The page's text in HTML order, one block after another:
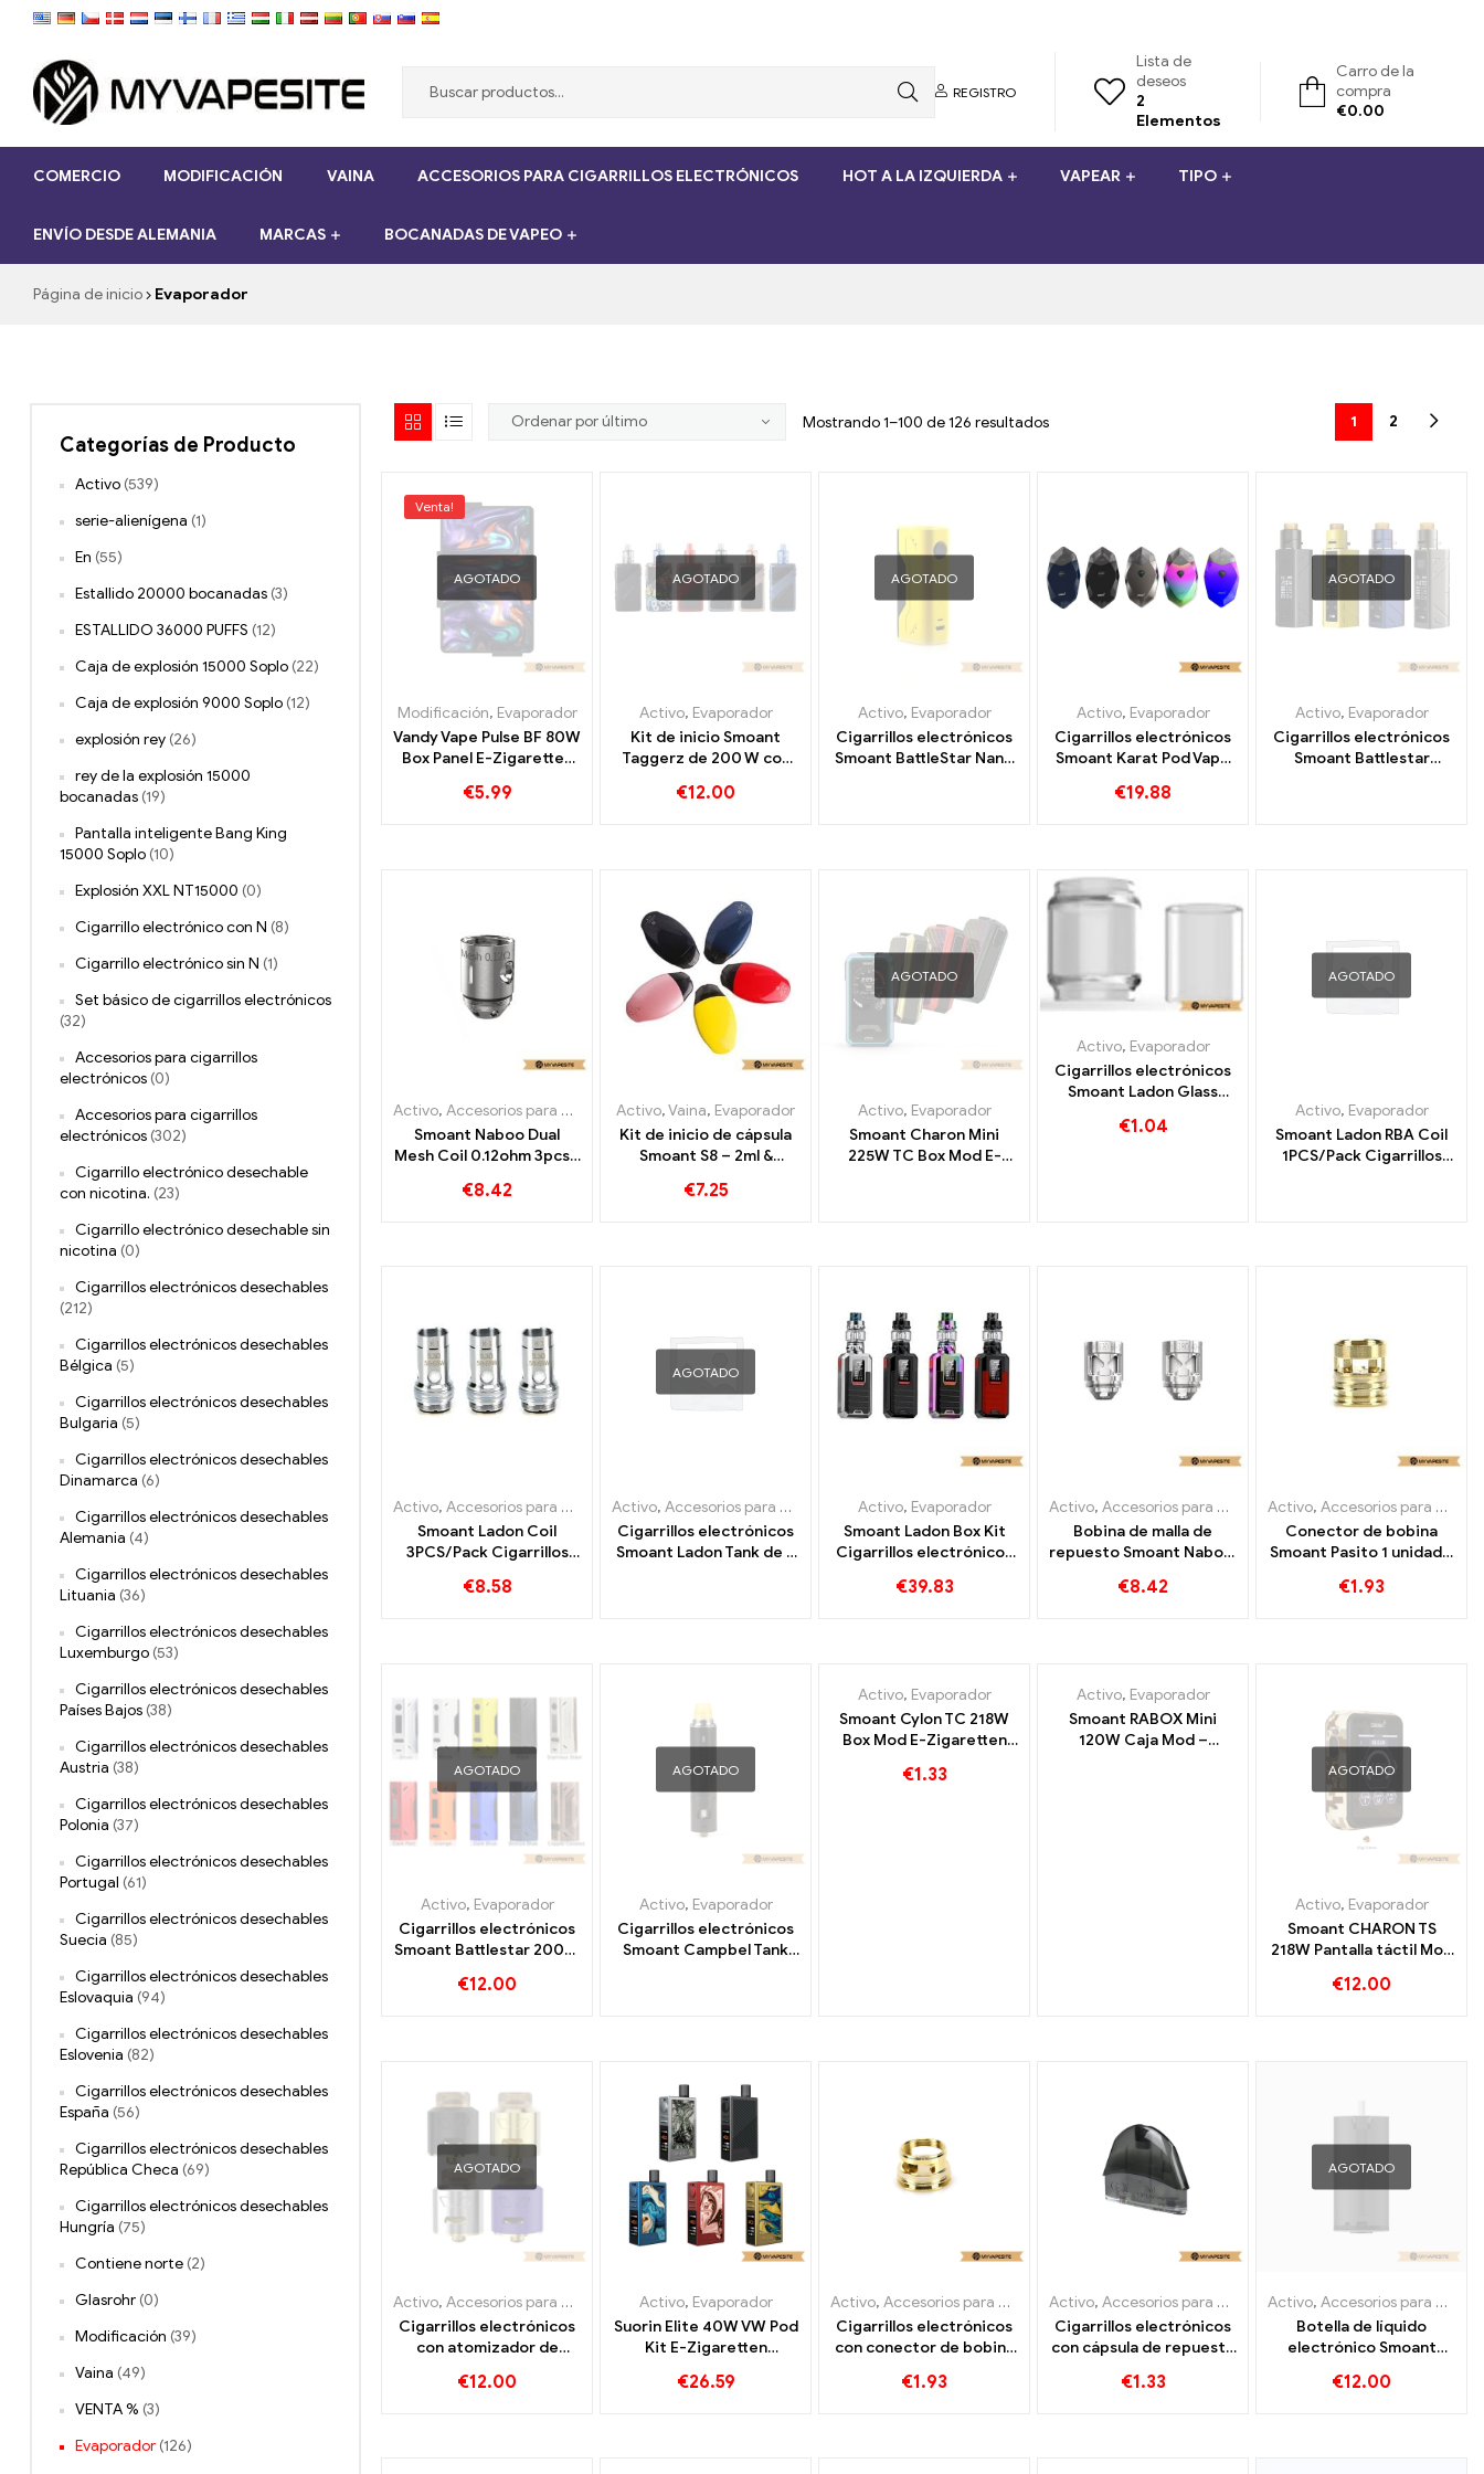
Myvapesite.de
electrónicos
baratos
en
REGISTRO
Lista de
deseos
2
Elementos
Carro de la
compra
€0.00
COMERCIO MODIFICACIÓN VAINA ACCESORIOS PARA CIGARRILLOS ELECTRÓNICOS HOT A LA IZQUIERDA VAPEAR TIPO
ENVÍO DESDE ALEMANIA MARCAS BOCANADAS DE VAPEO
Página de inicio Evaporador
1 2
Mostrando 1–100 de 126 resultados
Venta!
AGOTADO
Modificación, Evaporador
Vandy Vape Pulse BF 80W
Box Panel E-Zigaretten
Personalizado
€5.99
AGOTADO
Activo, Evaporador
Kit de inicio Smoant
Taggerz de 200 W con
con tanque desechable
€12.00
AGOTADO
Activo, Evaporador
Cigarrillos electrónicos
Smoant BattleStar Nano
Activo, Evaporador
Cigarrillos electrónicos
Smoant Karat Pod Vape
personalizados
€19.88
AGOTADO
Activo, Evaporador
Cigarrillos electrónicos
Smoant Battlestar
Activo, Accesorios para cigarrillos electrónicos ,Evaporador
Smoant Naboo Dual
Mesh Coil 0.12ohm 3pcs /
electrónicos al por
€8.42
Activo,Vaina, Evaporador
Kit de inicio de cápsula
Smoant S8 – 2ml &
electrónicos mah al por
€7.25
AGOTADO
Activo, Evaporador
Smoant Charon Mini
225W TC Box Mod E-
Activo, Evaporador
Cigarrillos electrónicos
Smoant Ladon Glass
mayor, personalizados
€1.04
AGOTADO
Activo, Evaporador
Smoant Ladon RBA Coil
1PCS/Pack Cigarrillos
Activo, Accesorios para cigarrillos electrónicos ,Evaporador
Smoant Ladon Coil
3PCS/Pack Cigarrillos
mayor 丨Personalizado
€8.58
AGOTADO
Activo, Accesorios para cigarrillos electrónicos ,Evaporador
Cigarrillos electrónicos
Smoant Ladon Tank de 6
Activo, Evaporador
Smoant Ladon Box Kit
Cigarrillos electrónicos
Personalizado
€39.83
Activo, Accesorios para cigarrillos electrónicos ,Evaporador
Bobina de malla de
repuesto Smoant Naboo,
cigarrillos electrónicos
€8.42
Activo, Accesorios para cigarrillos electrónicos
Conector de bobina
Smoant Pasito 1 unidad /
electrónicos al por
€1.93
AGOTADO
Activo, Evaporador
Cigarrillos electrónicos
Smoant Battlestar 200W
personalizados
€12.00
AGOTADO
Activo, Evaporador
Cigarrillos electrónicos
Smoant Campbel Tank
Activo, Evaporador
Smoant Cylon TC 218W
Box Mod E-Zigaretten
Personalizado
€1.33
Activo, Evaporador
Smoant RABOX Mini
120W Caja Mod –
AGOTADO
Activo, Evaporador
Smoant CHARON TS
218W Pantalla táctil Mod
Personalizado
€12.00
AGOTADO
Activo, Accesorios para cigarrillos electrónicos ,Evaporador
Cigarrillos electrónicos
con atomizador de
RDA al por mayor,
€12.00
Activo, Evaporador
Suorin Elite 40W VW Pod
Kit E-Zigaretten
Personalizado
€26.59
Activo, Accesorios para cigarrillos electrónicos ,Evaporador
Cigarrillos electrónicos
con conector de bobina
mayor, personalizados
€1.93
Activo, Accesorios para cigarrillos electrónicos ,Evaporador
Cigarrillos electrónicos
con cápsula de repuesto
personalizados
€1.33
AGOTADO
Activo, Accesorios para cigarrillos electrónicos
Botella de líquido
electrónico Smoant
1 unid/paquete
€12.00
Categorías de Producto
Activo (539)
serie-alienígena (1)
En (55)
Estallido 20000 bocanadas (3)
ESTALLIDO 36000 PUFFS (12)
Caja de explosión 15000 Soplo (22)
Caja de explosión 9000 Soplo (12)
explosión rey (26)
rey de la explosión 15000
bocanadas (19)
Pantalla inteligente Bang King
15000 Soplo (10)
Explosión XXL NT15000 (0)
Cigarrillo electrónico con N (8)
Cigarrillo electrónico sin N (1)
Set básico de cigarrillos electrónicos
(32)
Accesorios para cigarrillos
electrónicos (0)
Accesorios para cigarrillos
electrónicos (302)
Cigarrillo electrónico desechable
con nicotina. (23)
Cigarrillo electrónico desechable sin
nicotina (0)
Cigarrillos electrónicos desechables
(212)
Cigarrillos electrónicos desechables
Bélgica (5)
Cigarrillos electrónicos desechables
Bulgaria (5)
Cigarrillos electrónicos desechables
Dinamarca (6)
Cigarrillos electrónicos desechables
Alemania (4)
Cigarrillos electrónicos desechables
Lituania (36)
Cigarrillos electrónicos desechables
Luxemburgo (53)
Cigarrillos electrónicos desechables
Países Bajos (38)
Cigarrillos electrónicos desechables
Austria (38)
Cigarrillos electrónicos desechables
Polonia (37)
Cigarrillos electrónicos desechables
Portugal (61)
Cigarrillos electrónicos desechables
Suecia (85)
Cigarrillos electrónicos desechables
Eslovaquia (94)
Cigarrillos electrónicos desechables
Eslovenia (82)
Cigarrillos electrónicos desechables
España (56)
Cigarrillos electrónicos desechables
República Checa (69)
Cigarrillos electrónicos desechables
Hungría (75)
Contiene norte (2)
Glasrohr (0)
Modificación (39)
Vaina (49)
VENTA % (3)
Evaporador (126)